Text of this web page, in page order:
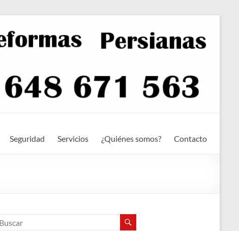
Seguridad Servicios ¿Quiénes somos? Contacto